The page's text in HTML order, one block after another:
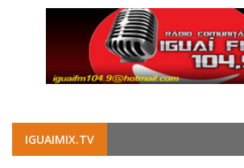
IGUAIMIX.TV